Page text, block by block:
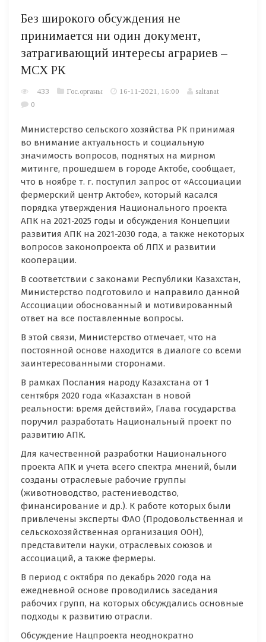
Без широкого обсуждения не
принимается ни один документ,
затрагивающий интересы аграриев –
МСХ РК
433 Гос.органы 16-11-2021, 16:00
saltanat
0
Министерство сельского хозяйства РК принимая
во внимание актуальность и социальную
значимость вопросов, поднятых на мирном
митинге, прошедшем в городе Актобе, сообщает,
что в ноябре т. г. поступил запрос от «Ассоциации
фермерский центр Актобе», который касался
порядка утверждения Национального проекта
АПК на 2021-2025 годы и обсуждения Концепции
развития АПК на 2021-2030 года, а также некоторых
вопросов законопроекта об ЛПХ и развитии
кооперации.
В соответствии с законами Республики Казахстан,
Министерство подготовило и направило данной
Ассоциации обоснованный и мотивированный
ответ на все поставленные вопросы.
В этой связи, Министерство отмечает, что на
постоянной основе находится в диалоге со всеми
заинтересованными сторонами.
В рамках Послания народу Казахстана от 1
сентября 2020 года «Казахстан в новой
реальности: время действий», Глава государства
поручил разработать Национальный проект по
развитию АПК.
Для качественной разработки Национального
проекта АПК и учета всего спектра мнений, были
созданы отраслевые рабочие группы
(животноводство, растениеводство,
финансирование и др.). К работе которых были
привлечены эксперты ФАО (Продовольственная и
сельскохозяйственная организация ООН),
представители науки, отраслевых союзов и
ассоциаций, а также фермеры.
В период с октября по декабрь 2020 года на
ежедневной основе проводились заседания
рабочих групп, на которых обсуждались основные
подходы к развитию отрасли.
Обсуждение Нацпроекта неоднократно